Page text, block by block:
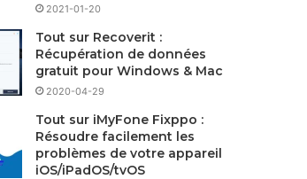
2021-01-20
Tout sur Recoverit :
Récupération de données
gratuit pour Windows & Mac
2020-04-29
Tout sur iMyFone Fixppo :
Résoudre facilement les
problèmes de votre appareil
iOS/iPadOS/tvOS